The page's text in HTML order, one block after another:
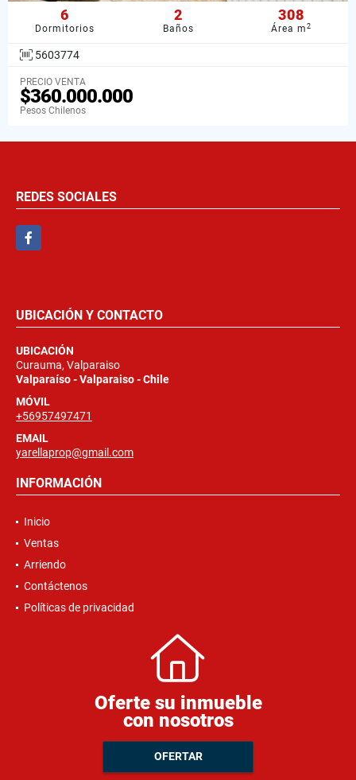
6
Dormitorios
2
Baños
308
Área m2
5603774
PRECIO VENTA
$360.000.000
Pesos Chilenos
REDES SOCIALES
Facebook
UBICACIÓN Y CONTACTO
UBICACIÓN
Curauma, Valparaiso
Valparaíso - Valparaiso - Chile
MÓVIL
+56957497471
EMAIL
yarellaprop@gmail.com
INFORMACIÓN
Inicio
Ventas
Arriendo
Contáctenos
Políticas de privacidad
Oferte su inmueble
con nosotros
OFERTAR